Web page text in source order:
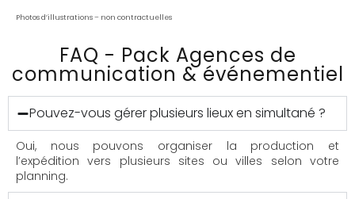
Photos d’illustrations – non contractuelles
FAQ - Pack Agences de
communication & événementiel
Pouvez-vous gérer plusieurs lieux en simultané ?
Oui, nous pouvons organiser la production et
l’expédition vers plusieurs sites ou villes selon votre
planning.